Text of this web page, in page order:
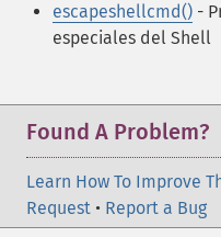
escapeshellcmd() -
especiales del Shell
Found A Problem?
Learn How To Improve
Request • Report a Bug